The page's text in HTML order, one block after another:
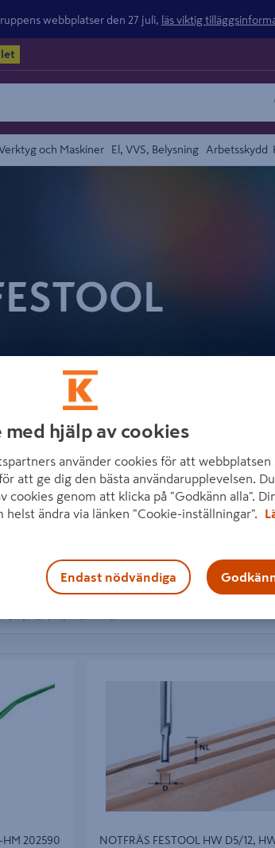
webbplatser den 27 juli, läs viktig
och Maskiner El, VVS, Belysning Arbetsskydd
HM 202590
NOTFRÄS FESTOOL HW D5/12,
hjälp av cookies
använder cookies för att webbplatsen
att ge dig den bästa användarupplevelsen.
cookies genom att klicka på "Godkänn alla".
helst ändra via länken "Cookie-inställningar".
Endast nödvändiga